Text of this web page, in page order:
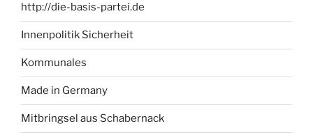
http://die-basis-partei.de
Innenpolitik Sicherheit
Kommunales
Made in Germany
Mitbringsel aus Schabernack